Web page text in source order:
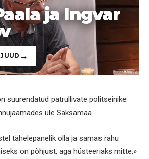
ja Ingvar
suurendatud patrullivate politseinike
üle Saksamaa.
tähelepanelik olla ja samas rahu
on põhjust, aga hüsteeriaks mitte,»